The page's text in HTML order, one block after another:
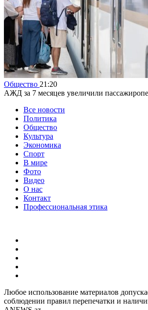
Общество 21:20
АЖД за 7 месяцев увеличили
Все новости
Политика
Общество
Культура
Экономика
Спорт
В мире
Фото
Видео
О нас
Контакт
Профессиональная этика
Любое использование материалов
соблюдении правил перепечатки и